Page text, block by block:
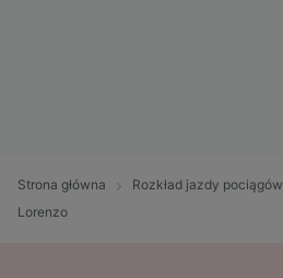
Strona główna Rozkład jazdy pociągów
Lorenzo